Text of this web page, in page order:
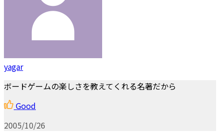
yagar
ボードゲームの楽しさを教えてくれる名著だから
Good
2005/10/26